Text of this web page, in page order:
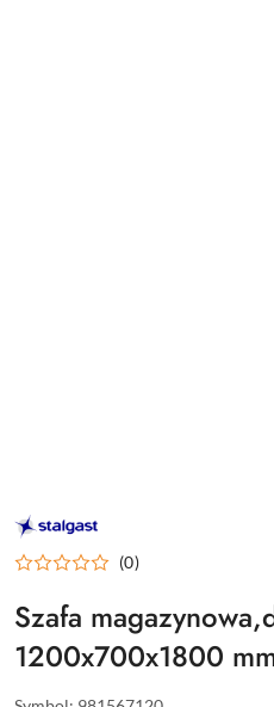
STALGAST
–
WYPOSAŻENIE
DLA
(0)
Szafa
1200x700x1800